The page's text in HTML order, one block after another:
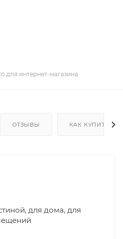
для интернет-магазина.
ОТЗЫВЫ КАК КУПИТЬ
для дома, для